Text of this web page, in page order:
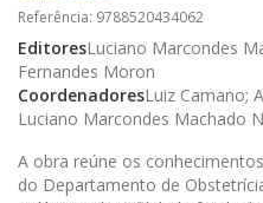
Referência: 9788520434062
EditoresLuciano Marcondes
Fernandes Moron
CoordenadoresLuiz Camano;
Luciano Marcondes Machado
A obra reúne os
do Departamento de